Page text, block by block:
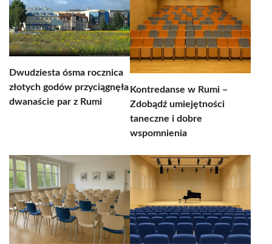
Dwudziesta ósma rocznica
złotych godów przyciągnęła
dwanaście par z Rumi
Kontredanse w Rumi –
Zdobądź umiejętności
taneczne i dobre
wspomnienia